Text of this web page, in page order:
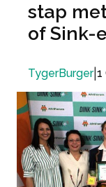
stap
of Sink-
TygerBurger| 1